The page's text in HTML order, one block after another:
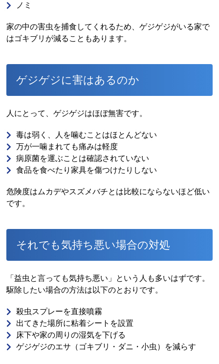
ノミ
家の中の害虫を捕食してくれるため、ゲジゲジがいる家で
はゴキブリが減ることもあります。
ゲジゲジに害はあるのか
人にとって、ゲジゲジはほぼ無害です。
毒は弱く、人を噛むことはほとんどない
万が一噛まれても痛みは軽度
病原菌を運ぶことは確認されていない
食品を食べたり家具を傷つけたりしない
危険度はムカデやスズメバチとは比較にならないほど低い
です。
それでも気持ち悪い場合の対処
「益虫と言っても気持ち悪い」という人も多いはずです。
駆除したい場合の方法は以下のとおりです。
殺虫スプレーを直接噴霧
出てきた場所に粘着シートを設置
床下や家の周りの湿気を下げる
ゲジゲジのエサ（ゴキブリ・ダニ・小虫）を減らす